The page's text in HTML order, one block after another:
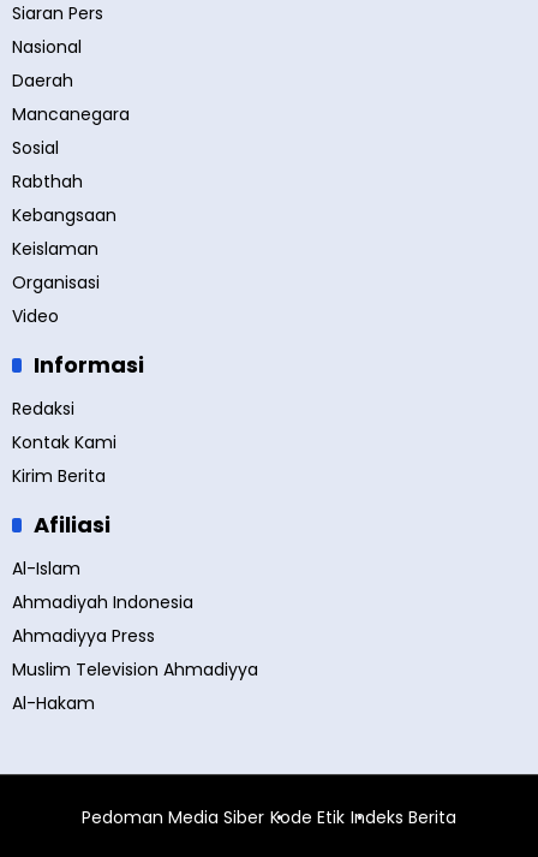
Siaran Pers
Nasional
Daerah
Mancanegara
Sosial
Rabthah
Kebangsaan
Keislaman
Organisasi
Video
Informasi
Redaksi
Kontak Kami
Kirim Berita
Afiliasi
Al-Islam
Ahmadiyah Indonesia
Ahmadiyya Press
Muslim Television Ahmadiyya
Al-Hakam
Pedoman Media Siber Kode Etik Indeks Berita